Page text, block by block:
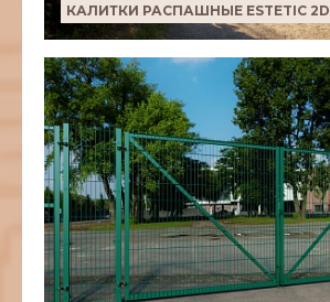
КАЛИТКИ РАСПАШНЫЕ ESTETIC 2D